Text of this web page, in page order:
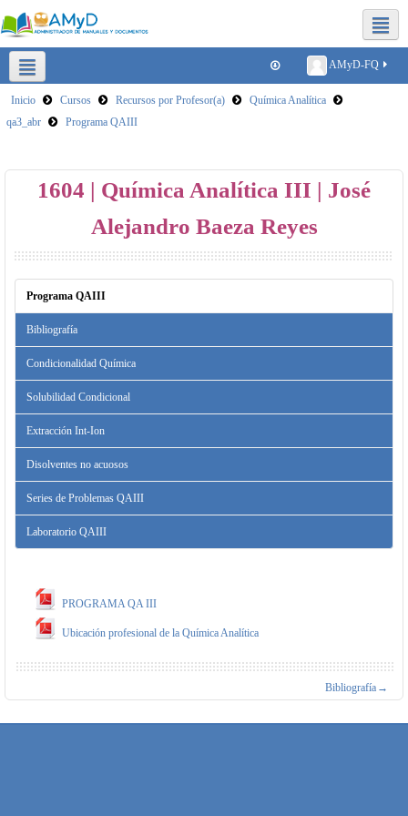
AMyD-FQ
Plataformas para clases virtuales Reducir tamaño de archivos
Inicio Cursos Recursos por Profesor(a)
Química Analítica
qa3_abr
Programa QAIII
1604 | Química Analítica III | José
Alejandro Baeza Reyes
Programa QAIII
Bibliografía
Condicionalidad Química
Solubilidad Condicional
Extracción Int-Ion
Disolventes no acuosos
Series de Problemas QAIII
Laboratorio QAIII
PROGRAMA QA III
Ubicación profesional de la Química Analítica
Bibliografía →